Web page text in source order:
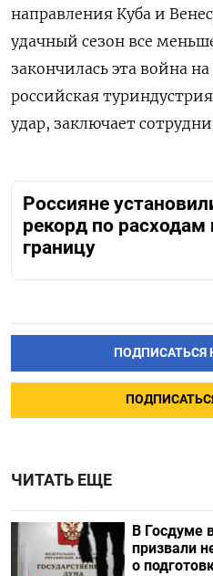
направления Куба и
удачный сезон все
закончилась эта война
российская
удар, заключает
Россияне
рекорд по расходам
границу
ПОДПИСАТЬСЯ
ПОДПИСАТЬСЯ
ЧИТАТЬ ЕЩЕ
В Госдуме
призвали
о